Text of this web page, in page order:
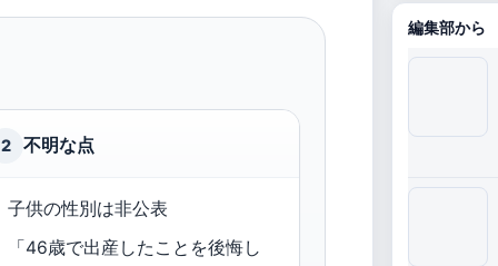
2 不明な点
子供の性別は非公表
「46歳で出産したことを後悔し
編集部から